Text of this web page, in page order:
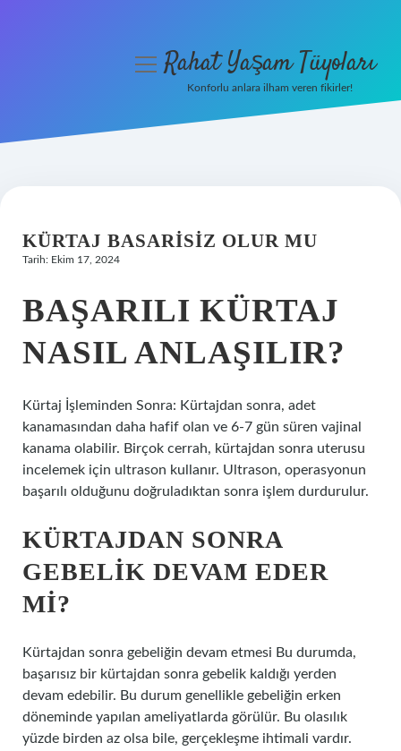
Hakkımızda
menüyüRahat Yaşam Tüyoları
Konforlu anlara ilham veren fikirler!
KÜRTAJ BASARISIZ OLUR MU
Tarih: Ekim 17, 2024
BAŞARILI KÜRTAJ
NASIL ANLAŞILIR?
Kürtaj İşleminden Sonra: Kürtajdan sonra, adet
kanamasından daha hafif olan ve 6-7 gün süren vajinal
kanama olabilir. Birçok cerrah, kürtajdan sonra uterusu
incelemek için ultrason kullanır. Ultrason, operasyonun
başarılı olduğunu doğruladıktan sonra işlem durdurulur.
KÜRTAJDAN SONRA
GEBELIK DEVAM EDER
MI?
Kürtajdan sonra gebeliğin devam etmesi Bu durumda,
başarısız bir kürtajdan sonra gebelik kaldığı yerden
devam edebilir. Bu durum genellikle gebeliğin erken
döneminde yapılan ameliyatlarda görülür. Bu olasılık
yüzde birden az olsa bile, gerçekleşme ihtimali vardır.